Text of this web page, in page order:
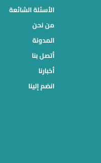
الأسئلة الشائعة
من نحن
المدونة
أتصل بنا
أخبارنا
انضم إلينا